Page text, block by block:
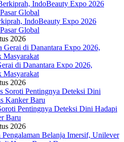
IndoBeauty Expo 2026
Global
2026
di Danantara Expo 2026,
Masyarakat
2026
Pentingnya Deteksi Dini Hadapi
Baru
2026